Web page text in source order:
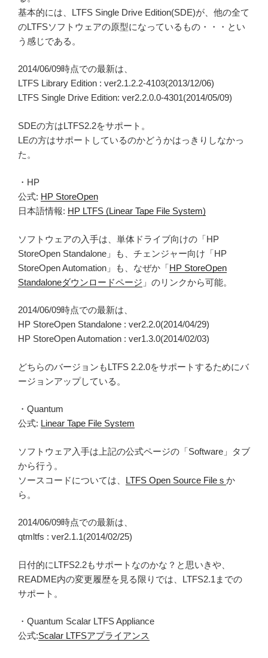
基本的には、LTFS Single Drive Edition(SDE)が、他の全て
のLTFSソフトウェアの原型になっているもの・・・とい
う感じである。
2014/06/09時点での最新は、
LTFS Library Edition : ver2.1.2.2-4103(2013/12/06)
LTFS Single Drive Edition: ver2.2.0.0-4301(2014/05/09)
SDEの方はLTFS2.2をサポート。
LEの方はサポートしているのかどうかはっきりしなかっ
た。
・HP
公式: HP StoreOpen
日本語情報: HP LTFS (Linear Tape File System)
ソフトウェアの入手は、単体ドライブ向けの「HP
StoreOpen Standalone」も、チェンジャー向け「HP
StoreOpen Automation」も、なぜか「HP StoreOpen
Standaloneダウンロードページ 」のリンクから可能。
2014/06/09時点での最新は、
HP StoreOpen Standalone : ver2.2.0(2014/04/29)
HP StoreOpen Automation : ver1.3.0(2014/02/03)
どちらのバージョンもLTFS 2.2.0をサポートするためにバ
ージョンアップしている。
・Quantum
公式: Linear Tape File System
ソフトウェア入手は上記の公式ページの「Software」タブ
から行う。
ソースコードについては、 LTFS Open Source Fileｓ か
ら。
2014/06/09時点での最新は、
qtmltfs : ver2.1.1(2014/02/25)
日付的にLTFS2.2もサポートなのかな？と思いきや、
README内の変更履歴を見る限りでは、LTFS2.1までの
サポート。
・Quantum Scalar LTFS Appliance
公式:Scalar LTFSアプライアンス